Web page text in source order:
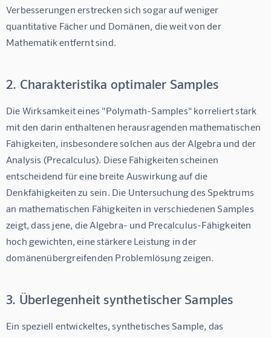
Verbesserungen erstrecken sich sogar auf weniger
quantitative Fächer und Domänen, die weit von der
Mathematik entfernt sind.
2. Charakteristika optimaler Samples
Die Wirksamkeit eines "Polymath-Samples" korreliert stark
mit den darin enthaltenen herausragenden mathematischen
Fähigkeiten, insbesondere solchen aus der Algebra und der
Analysis (Precalculus). Diese Fähigkeiten scheinen
entscheidend für eine breite Auswirkung auf die
Denkfähigkeiten zu sein. Die Untersuchung des Spektrums
an mathematischen Fähigkeiten in verschiedenen Samples
zeigt, dass jene, die Algebra- und Precalculus-Fähigkeiten
hoch gewichten, eine stärkere Leistung in der
domänenübergreifenden Problemlösung zeigen.
3. Überlegenheit synthetischer Samples
Ein speziell entwickeltes, synthetisches Sample, das